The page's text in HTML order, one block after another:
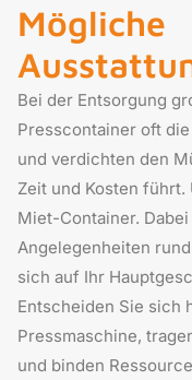
Mögliche
Bei der Entsorgung
Presscontainer oft
und verdichten den
Zeit und Kosten
Miet-Container.
Angelegenheiten
sich auf Ihr
Entscheiden Sie sich
Pressmaschine,
und binden